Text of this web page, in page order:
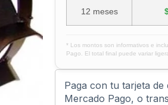
12 meses
* Los montos son informativos e
Pago. El total final puede variar
Paga con tu tarjeta
Mercado Pago, o